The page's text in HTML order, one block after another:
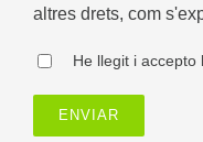
altres drets, com
He llegit i